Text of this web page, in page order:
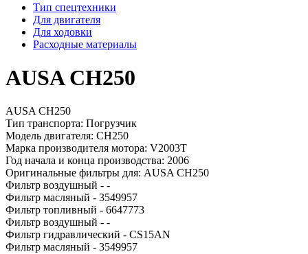
Тип спецтехники
Для двигателя
Для ходовки
Расходные материалы
AUSA CH250
AUSA CH250
Тип транспорта: Погрузчик
Модель двигателя: CH250
Марка производителя мотора: V2003T
Год начала и конца производства: 2006
Оригинальные фильтры для: AUSA CH250
Фильтр воздушный - -
Фильтр масляный - 3549957
Фильтр топливный - 6647773
Фильтр воздушный - -
Фильтр гидравлический - CS15AN
Фильтр масляный - 3549957